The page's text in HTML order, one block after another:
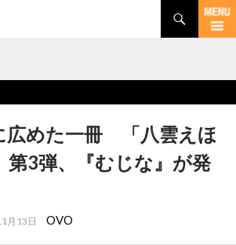
広めた一冊 「八雲えほ
第3弾、『むじな』が発
月13日 OVO